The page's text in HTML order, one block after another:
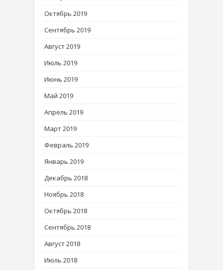
Октябрь 2019
Сентябрь 2019
Август 2019
Июль 2019
Июнь 2019
Май 2019
Апрель 2019
Март 2019
Февраль 2019
Январь 2019
Декабрь 2018
Ноябрь 2018
Октябрь 2018
Сентябрь 2018
Август 2018
Июль 2018